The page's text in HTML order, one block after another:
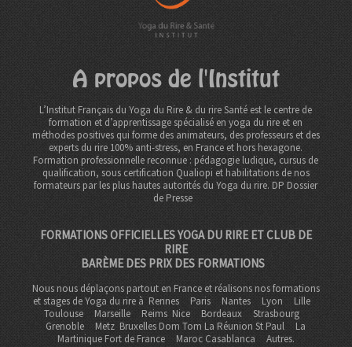
A propos de l'Institut
L’Institut Français du Yoga du Rire & du rire Santé est le centre de
formation et d’apprentissage spécialisé en yoga du rire et en
méthodes positives qui forme des animateurs, des professeurs et des
experts du rire 100% anti-stress, en France et hors hexagone.
Formation professionnelle reconnue : pédagogie ludique, cursus de
qualification, sous certification Qualiopi et habilitations de nos
formateurs par les plus hautes autorités du Yoga du rire. DPDossier
de Presse
FORMATIONS OFFICIELLES YOGA DU RIRE ET CLUB DE
RIRE
BARÈME DES PRIX DES FORMATIONS
Nous nous déplaçons partout en France et réalisons nos formations
et stages de Yoga du rire à Rennes Paris Nantes Lyon
Lille
Toulouse
Marseille Reims Nice Bordeaux
Strasbourg
Grenoble
Metz Bruxelles Dom TomLa Réunion St Paul
La
Martinique Fort de France
Maroc Casablanca Autres.